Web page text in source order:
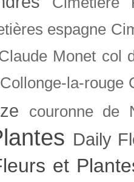
espagne
Monet col
Collonge-la-rouge
couronne de
Daily
et